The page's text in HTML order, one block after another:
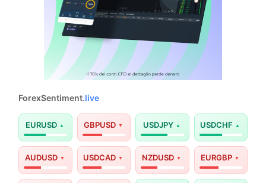
ForexSentiment.live
EURUSD GBPUSD USDJPY USDCHF
AUDUSD USDCAD NZDUSD EURGBP